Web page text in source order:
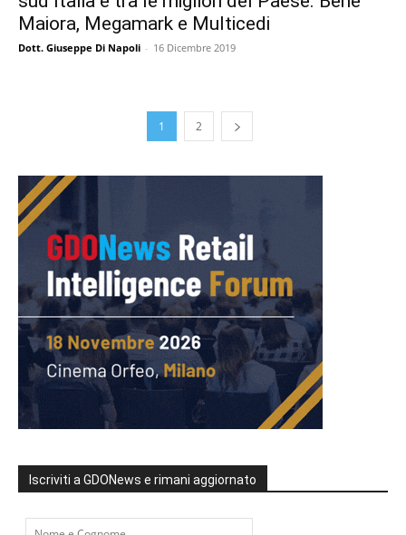
Maiora, Megamark e Multicedi
Dott. Giuseppe Di Napoli - 16 Dicembre 2019
1 2
Iscriviti a GDONews e rimani aggiornato